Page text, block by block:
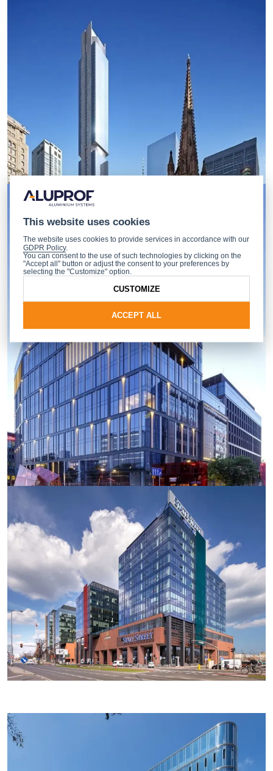
This website uses cookies
The website uses cookies to provide services in accordance with our
GDPR Policy.
You can consent to the use of such technologies by clicking on the
"Accept all" button or adjust the consent to your preferences by
selecting the "Customize" option.
ACCEPT ALL
CUSTOMIZE